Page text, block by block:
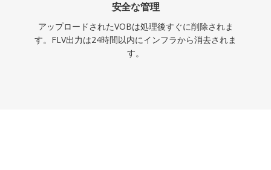
安全な管理
アップロードされたVOBは処理後すぐに削除されま
す。FLV出力は24時間以内にインフラから消去されま
す。